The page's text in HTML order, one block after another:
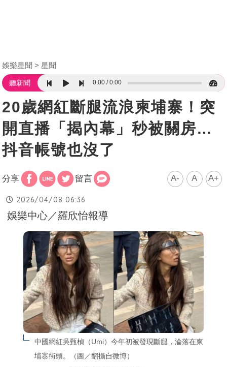
娛樂星聞 星聞
聽新聞 0:00 0:00
20歲網紅斷腿流浪柬埔寨！突
開直播「揭內幕」秒被關房…
抖音帳號也沒了
分享 留言 A- A A+
2026/04/08 06:36
娛樂中心／羅欣怡報導
中國網紅吳甄楨（Umi）今年初被發現斷腿，淪落在柬
埔寨街頭。（圖／翻攝自微博）